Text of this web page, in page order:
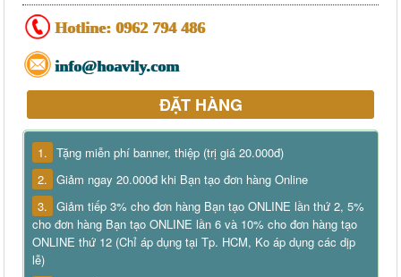
Hotline: 0962 794 486
info@hoavily.com
ĐẶT HÀNG
1. Tặng miễn phí banner, thiệp (trị giá 20.000đ)
2. Giảm ngay 20.000đ khi Bạn tạo đơn hàng Online
3. Giảm tiếp 3% cho đơn hàng Bạn tạo ONLINE lần thứ 2, 5%
cho đơn hàng Bạn tạo ONLINE lần 6 và 10% cho đơn hàng tạo
ONLINE thứ 12 (Chỉ áp dụng tại Tp. HCM, Ko áp dụng các dịp
lễ)